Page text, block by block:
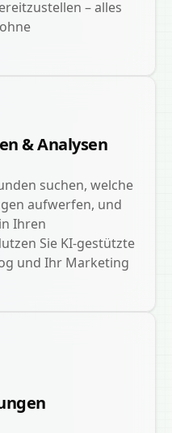
– alles
& Analysen
suchen, welche
aufwerfen, und
Ihren
Sie KI-gestützte
und Ihr Marketing